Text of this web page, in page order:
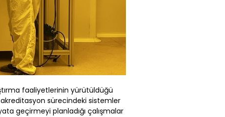
faaliyetlerinin yürütüldüğü
sürecindeki sistemler
geçirmeyi planladığı çalışmalar